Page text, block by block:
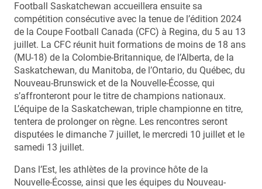
Football Saskatchewan accueillera ensuite sa
compétition consécutive avec la tenue de l’édition 2024
de la Coupe Football Canada (CFC) à Regina, du 5 au 13
juillet. La CFC réunit huit formations de moins de 18 ans
(MU-18) de la Colombie-Britannique, de l’Alberta, de la
Saskatchewan, du Manitoba, de l’Ontario, du Québec, du
Nouveau-Brunswick et de la Nouvelle-Écosse, qui
s’affronteront pour le titre de champions nationaux.
L’équipe de la Saskatchewan, triple championne en titre,
tentera de prolonger on règne. Les rencontres seront
disputées le dimanche 7 juillet, le mercredi 10 juillet et le
samedi 13 juillet.
Dans l’Est, les athlètes de la province hôte de la
Nouvelle-Écosse, ainsi que les équipes du Nouveau-